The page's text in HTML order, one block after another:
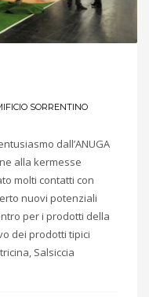
SORRENTINO
dall’ANUGA
alla kermesse
molti contatti con
nuovi potenziali
per i prodotti della
dei prodotti tipici
Salsiccia